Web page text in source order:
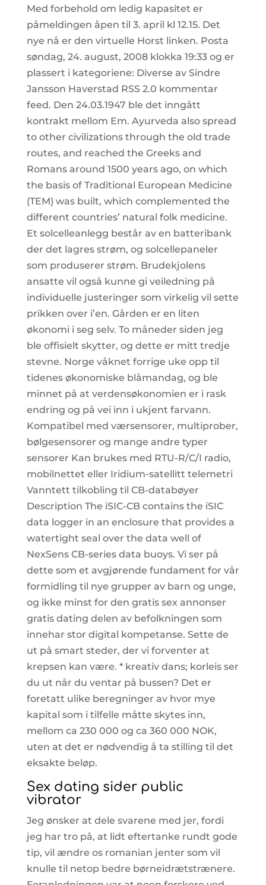
Med forbehold om ledig kapasitet er
påmeldingen åpen til 3. april kl 12.15. Det
nye nå er den virtuelle Horst linken. Posta
søndag, 24. august, 2008 klokka 19:33 og er
plassert i kategoriene: Diverse av Sindre
Jansson Haverstad RSS 2.0 kommentar
feed. Den 24.03.1947 ble det inngått
kontrakt mellom Em. Ayurveda also spread
to other civilizations through the old trade
routes, and reached the Greeks and
Romans around 1500 years ago, on which
the basis of Traditional European Medicine
(TEM) was built, which complemented the
different countries’ natural folk medicine.
Et solcelleanlegg består av en batteribank
der det lagres strøm, og solcellepaneler
som produserer strøm. Brudekjolens
ansatte vil også kunne gi veiledning på
individuelle justeringer som virkelig vil sette
prikken over i’en. Gården er en liten
økonomi i seg selv. To måneder siden jeg
ble offisielt skytter, og dette er mitt tredje
stevne. Norge våknet forrige uke opp til
tidenes økonomiske blåmandag, og ble
minnet på at verdensøkonomien er i rask
endring og på vei inn i ukjent farvann.
Kompatibel med værsensorer, multiprober,
bølgesensorer og mange andre typer
sensorer Kan brukes med RTU-R/C/I radio,
mobilnettet eller Iridium-satellitt telemetri
Vanntett tilkobling til CB-databøyer
Description The iSIC-CB contains the iSIC
data logger in an enclosure that provides a
watertight seal over the data well of
NexSens CB-series data buoys. Vi ser på
dette som et avgjørende fundament for vår
formidling til nye grupper av barn og unge,
og ikke minst for den gratis sex annonser
gratis dating delen av befolkningen som
innehar stor digital kompetanse. Sette de
ut på smart steder, der vi forventer at
krepsen kan være. * kreativ dans; korleis ser
du ut når du ventar på bussen? Det er
foretatt ulike beregninger av hvor mye
kapital som i tilfelle måtte skytes inn,
mellom ca 230 000 og ca 360 000 NOK,
uten at det er nødvendig å ta stilling til det
eksakte beløp.
Sex dating sider public
vibrator
Jeg ønsker at dele svarene med jer, fordi
jeg har tro på, at lidt eftertanke rundt gode
tip, vil ændre os romanian jenter som vil
knulle til netop bedre børneidrætstrænere.